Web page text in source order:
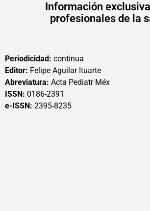
Información
profesionales de la
Periodicidad: continua
Editor: Felipe Aguilar Ituarte
Abreviatura: Acta Pediatr Méx
ISSN: 0186-2391
e-ISSN: 2395-8235